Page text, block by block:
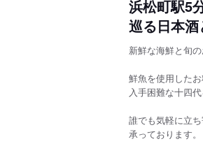
浜松町駅5
巡る日本
新鮮な海鮮と旬
鮮魚を使用した
入手困難な十四
誰でも気軽に立
承っております。